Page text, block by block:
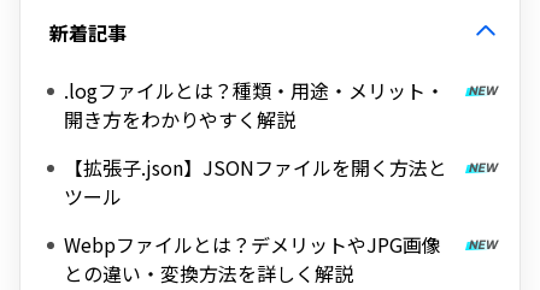
新着記事
.logファイルとは？種類・用途・メリット・
開き方をわかりやすく解説
【拡張子.json】JSONファイルを開く方法と
ツール
Webpファイルとは？デメリットやJPG画像
との違い・変換方法を詳しく解説